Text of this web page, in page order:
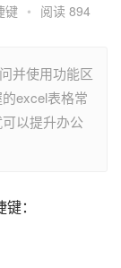
键 • 阅读 894
并使用功能区
excel表格常
以提升办公
：